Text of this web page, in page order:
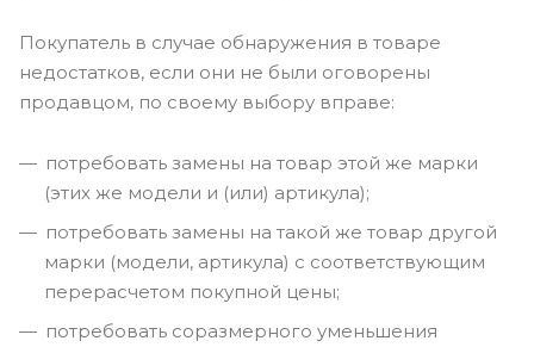
Покупатель в случае обнаружения в товаре
недостатков, если они не были оговорены
продавцом, по своему выбору вправе:
потребовать замены на товар этой же марки
(этих же модели и (или) артикула);
потребовать замены на такой же товар другой
марки (модели, артикула) с соответствующим
перерасчетом покупной цены;
потребовать соразмерного уменьшения